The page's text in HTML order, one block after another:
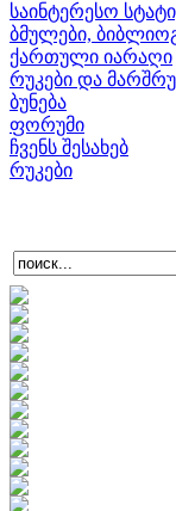
საინტერესო
ბმულები,
ქართული იარაღი
რუკები და
ბუნება
ფორუმი
ჩვენს შესახებ
რუკები